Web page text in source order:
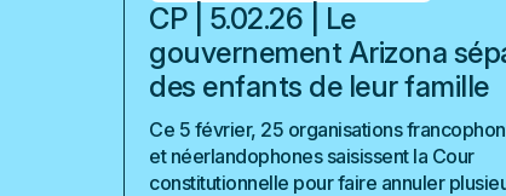
CP | 5.02.26 | Le
gouvernement Arizona
des enfants de leur famille
Ce 5 février, 25 organisations
et néerlandophones saisissent la Cour
constitutionnelle pour faire annuler